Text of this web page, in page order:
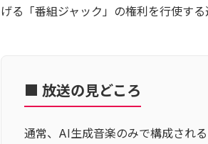
げる「番組ジャック」の権利を行使する
■ 放送の見どころ
通常、AI生成音楽のみで構成され